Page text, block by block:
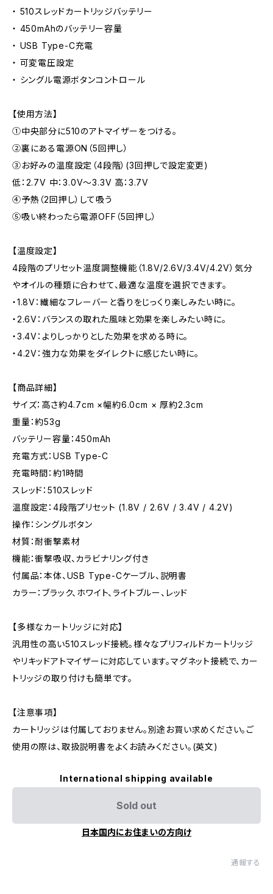
・ 510スレッドカートリッジバッテリー
・ 450mAhのバッテリー容量
・ USB Type-C充電
・ 可変電圧設定
・ シングル電源ボタンコントロール
【使用方法】
①中央部分に510のアトマイザーをつける。
②裏にある電源ON（5回押し）
③お好みの温度設定（4段階）(3回押しで設定変更)
低：2.7V 中：3.0V〜3.3V 高：3.7V
④予熱（2回押し）して吸う
⑤吸い終わったら電源OFF（5回押し）
【温度設定】
4段階のプリセット温度調整機能（1.8V/2.6V/3.4V/4.2V）気分
やオイルの種類に合わせて、最適な温度を選択できます。
・1.8V：繊細なフレーバーと香りをじっくり楽しみたい時に。
・2.6V：バランスの取れた風味と効果を楽しみたい時に。
・3.4V：よりしっかりとした効果を求める時に。
・4.2V：強力な効果をダイレクトに感じたい時に。
【商品詳細】
サイズ：高さ約4.7cm ×幅約6.0cm × 厚約2.3cm
重量：約53g
バッテリー容量：450mAh
充電方式：USB Type-C
充電時間：約1時間
スレッド：510スレッド
温度設定：4段階プリセット (1.8V / 2.6V / 3.4V / 4.2V)
操作：シングルボタン
材質：耐衝撃素材
機能：衝撃吸収、カラビナリング付き
付属品：本体、USB Type-Cケーブル、説明書
カラー：ブラック、ホワイト、ライトブルー、レッド
【多様なカートリッジに対応】
汎用性の高い510スレッド接続。様々なプリフィルドカートリッジ
やリキッドアトマイザーに対応しています。マグネット接続で、カー
トリッジの取り付けも簡単です。
【注意事項】
カートリッジは付属しておりません。別途お買い求めください。ご
使用の際は、取扱説明書をよくお読みください。(英文)
International shipping available
Sold out
日本国内にお住まいの方向け
通報する